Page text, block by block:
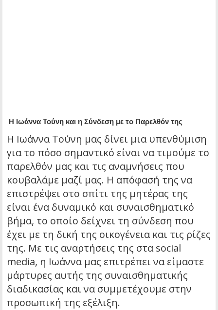
Η Ιωάννα Τούνη και η Σύνδεση με το Παρελθόν της
Η Ιωάννα Τούνη μας δίνει μια υπενθύμιση
για το πόσο σημαντικό είναι να τιμούμε το
παρελθόν μας και τις αναμνήσεις που
κουβαλάμε μαζί μας. Η απόφασή της να
επιστρέψει στο σπίτι της μητέρας της
είναι ένα δυναμικό και συναισθηματικό
βήμα, το οποίο δείχνει τη σύνδεση που
έχει με τη δική της οικογένεια και τις ρίζες
της. Με τις αναρτήσεις της στα social
media, η Ιωάννα μας επιτρέπει να είμαστε
μάρτυρες αυτής της συναισθηματικής
διαδικασίας και να συμμετέχουμε στην
προσωπική της εξέλιξη.